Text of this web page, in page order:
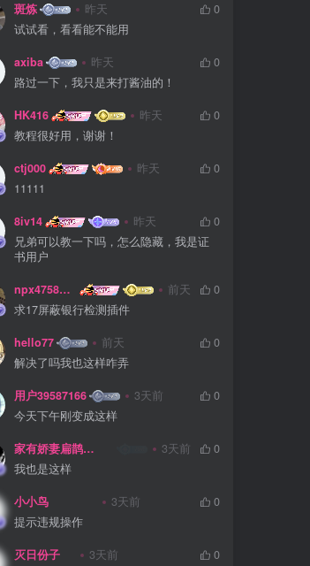
斑炼 昨天
0
试试看，看看能不能用
axiba 昨天
0
路过一下，我只是来打酱油的！
HK416 昨天
0
教程很好用，谢谢！
ctj000 昨天
0
11111
8iv14 昨天
0
兄弟可以教一下吗，怎么隐藏，我是证
书用户
npx475805841 前天
0
求17屏蔽银行检测插件
hello77 前天
0
解决了吗我也这样咋弄
用户39587166 3天前
0
今天下午刚变成这样
家有娇妻扁鹊难医 3天前
0
我也是这样
小小鸟
0
提示违规操作
灭日份子 3天前
0